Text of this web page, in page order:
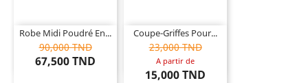
Robe Midi Poudré En...
90,000 TND
67,500 TND
Coupe-Griffes Pour...
23,000 TND
A partir de
15,000 TND